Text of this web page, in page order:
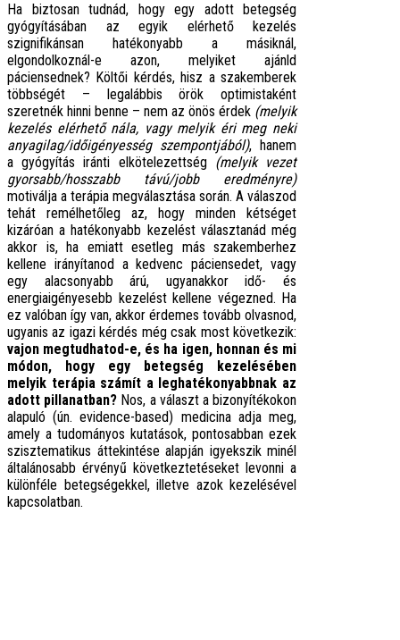
Ha biztosan tudnád, hogy egy adott betegség
gyógyításában az egyik elérhető kezelés
szignifikánsan hatékonyabb a másiknál,
elgondolkoznál-e azon, melyiket ajánld
páciensednek? Költői kérdés, hisz a szakemberek
többségét – legalábbis örök optimistaként
szeretnék hinni benne – nem az önös érdek (melyik
kezelés elérhető nála, vagy melyik éri meg neki
anyagilag/időigényesség szempontjából), hanem
a gyógyítás iránti elkötelezettség (melyik vezet
gyorsabb/hosszabb távú/jobb eredményre)
motiválja a terápia megválasztása során. A válaszod
tehát remélhetőleg az, hogy minden kétséget
kizáróan a hatékonyabb kezelést választanád még
akkor is, ha emiatt esetleg más szakemberhez
kellene irányítanod a kedvenc páciensedet, vagy
egy alacsonyabb árú, ugyanakkor idő- és
energiaigényesebb kezelést kellene végezned. Ha
ez valóban így van, akkor érdemes tovább olvasnod,
ugyanis az igazi kérdés még csak most következik:
vajon megtudhatod-e, és ha igen, honnan és mi
módon, hogy egy betegség kezelésében
melyik terápia számít a leghatékonyabbnak az
adott pillanatban? Nos, a választ a bizonyítékokon
alapuló (ún. evidence-based) medicina adja meg,
amely a tudományos kutatások, pontosabban ezek
szisztematikus áttekintése alapján igyekszik minél
általánosabb érvényű következtetéseket levonni a
különféle betegségekkel, illetve azok kezelésével
kapcsolatban.